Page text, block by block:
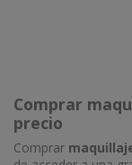
Comprar
precio
Comprar